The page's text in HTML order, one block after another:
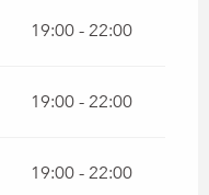
19:00 - 22:00
19:00 - 22:00
19:00 - 22:00